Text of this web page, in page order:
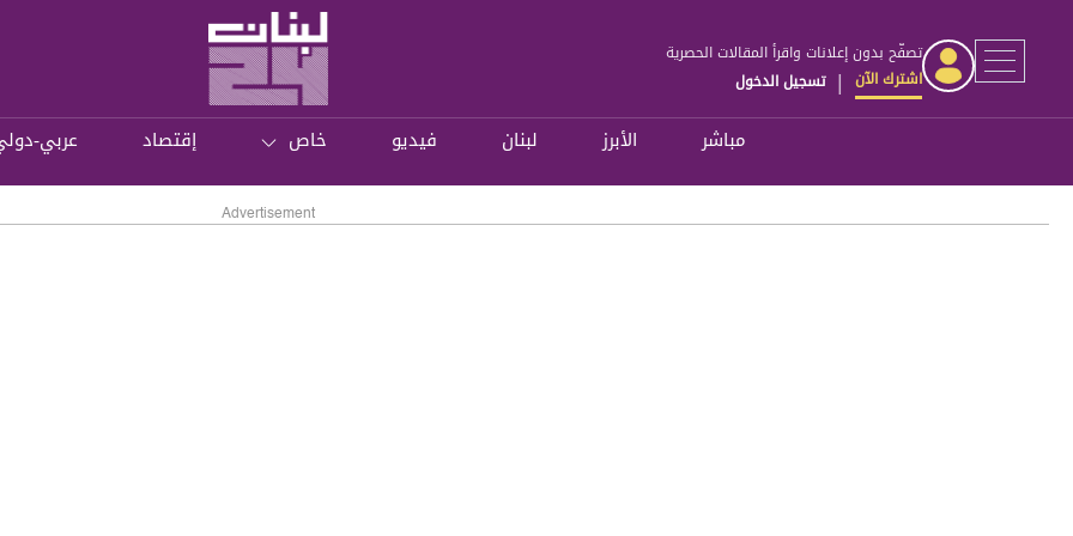
تصفّح بدون إعلانات واقرأ المقالات الحصرية
اشترك الآن | تسجيل الدخول
مباشر الأبرز لبنان فيديو خاص إقتصاد عربي-
Advertisement